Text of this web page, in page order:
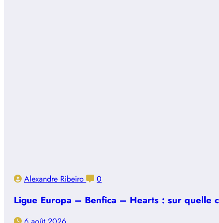
Alexandre Ribeiro 0
Ligue Europa – Benfica – Hearts : sur quelle